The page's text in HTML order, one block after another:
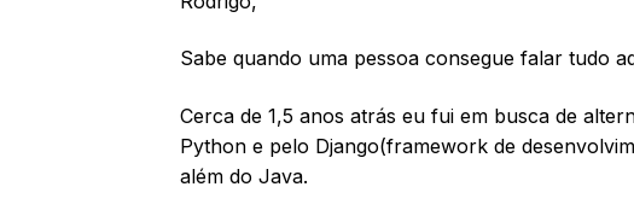
Sabe quando uma pessoa consegue falar tudo
Cerca de 1,5 anos atrás eu fui em busca de
Python e pelo Django(framework de
além do Java.